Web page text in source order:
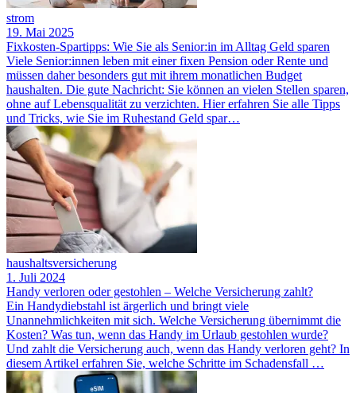
strom
19. Mai 2025
Fixkosten-Spartipps: Wie Sie als Senior:in im Alltag Geld sparen
Viele Senior:innen leben mit einer fixen Pension oder Rente und
müssen daher besonders gut mit ihrem monatlichen Budget
haushalten. Die gute Nachricht: Sie können an vielen Stellen sparen,
ohne auf Lebensqualität zu verzichten. Hier erfahren Sie alle Tipps
und Tricks, wie Sie im Ruhestand Geld spar…
haushaltsversicherung
1. Juli 2024
Handy verloren oder gestohlen – Welche Versicherung zahlt?
Ein Handydiebstahl ist ärgerlich und bringt viele
Unannehmlichkeiten mit sich. Welche Versicherung übernimmt die
Kosten? Was tun, wenn das Handy im Urlaub gestohlen wurde?
Und zahlt die Versicherung auch, wenn das Handy verloren geht? In
diesem Artikel erfahren Sie, welche Schritte im Schadensfall …